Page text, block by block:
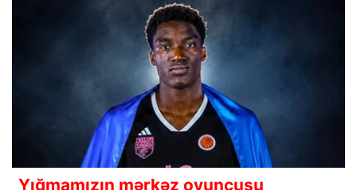
Yığmamızın mərkəz oyunçusu